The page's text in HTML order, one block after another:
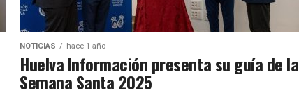
NOTICIAS hace 1 año
Huelva Información presenta su guía de la
Semana Santa 2025